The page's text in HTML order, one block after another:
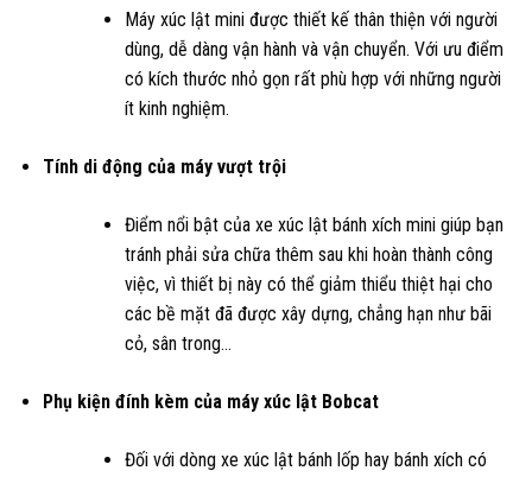
Máy xúc lật mini được thiết kế thân thiện với người
dùng, dễ dàng vận hành và vận chuyển. Với ưu điểm
có kích thước nhỏ gọn rất phù hợp với những người
ít kinh nghiệm.
Tính di động của máy vượt trội
Điểm nổi bật của xe xúc lật bánh xích mini giúp bạn
tránh phải sửa chữa thêm sau khi hoàn thành công
việc, vì thiết bị này có thể giảm thiểu thiệt hại cho
các bề mặt đã được xây dựng, chẳng hạn như bãi
cỏ, sân trong…
Phụ kiện đính kèm của máy xúc lật Bobcat
Đối với dòng xe xúc lật bánh lốp hay bánh xích có